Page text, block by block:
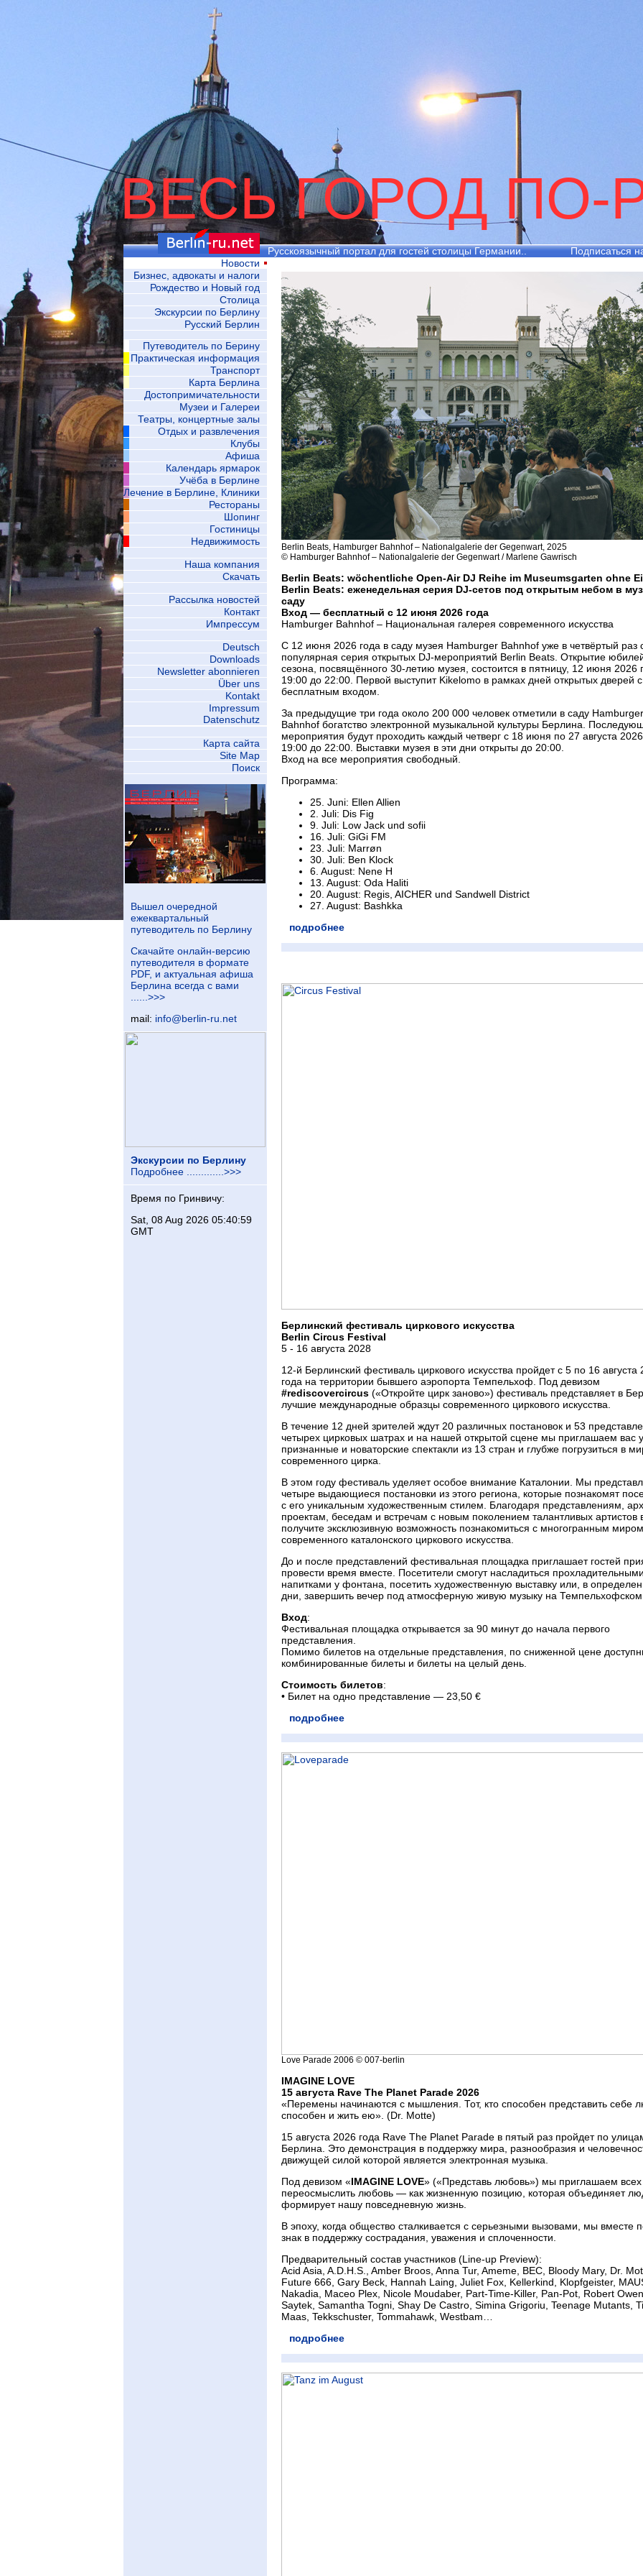
Русскоязычный портал для гостей столицы Германии.. Подписаться
ВЕСЬ ГОРОД ПО-
Новости
Бизнес, адвокаты и налоги
Рождество и Новый год
Столица
Экскурсии по Берлину
Русский Берлин
Путеводитель по Берину
Практическая информация
Транспорт
Карта Берлина
Достопримичательности
Музеи и Галереи
Театры, концертные залы
Отдых и развлечения
Клубы
Афиша
Календарь ярмарок
Учёба в Берлине
Лечение в Берлине, Клиники
Рестораны
Шопинг
Гостиницы
Недвижимость
Наша компания
Скачать
Рассылка новостей
Контакт
Импрессум
Deutsch
Downloads
Newsletter abonnieren
Über uns
Kontakt
Impressum
Datenschutz
Карта сайта
Site Map
Поиск
Вышел очередной
ежеквартальный
путеводитель по Берлину
Скачайте онлайн-версию
путеводителя в формате
PDF, и актуальная афиша
Берлина всегда с вами
......>>>
mail: info@berlin-ru.net
Экскурсии по Берлину
Подробнее .............>>>
Время по Гринвичу:
Sat, 08 Aug 2026 05:41:00
GMT
Berlin Beats, Hamburger Bahnhof – Nationalgalerie der Gegenwart, 2025
© Hamburger Bahnhof – Nationalgalerie der Gegenwart / Marlene Gawrisch
Berlin Beats: wöchentliche Open-Air DJ Reihe im Museumsgarten ohne
Berlin Beats: еженедельная серия DJ-сетов под открытым небом в
саду
Вход — бесплатный с 12 июня 2026 года
Hamburger Bahnhof – Национальная галерея современного искусства
С 12 июня 2026 года в саду музея Hamburger Bahnhof уже в четвёртый раз
популярная серия открытых DJ-мероприятий Berlin Beats. Открытие
сезона, посвящённого 30-летию музея, состоится в пятницу, 12 июня 2026
19:00 до 22:00. Первой выступит Kikelomo в рамках дней открытых дверей с
бесплатным входом.
За предыдущие три года около 200 000 человек отметили в саду Hamburger
Bahnhof богатство электронной музыкальной культуры Берлина.
мероприятия будут проходить каждый четверг с 18 июня по 27 августа
19:00 до 22:00. Выставки музея в эти дни открыты до 20:00.
Вход на все мероприятия свободный.
Программа:
25. Juni: Ellen Allien
2. Juli: Dis Fig
9. Juli: Low Jack und sofii
16. Juli: GiGi FM
23. Juli: Marrøn
30. Juli: Ben Klock
6. August: Nene H
13. August: Oda Haliti
20. August: Regis, AICHER und Sandwell District
27. August: Bashkka
подробнее
Берлинский фестиваль циркового искусства
Berlin Circus Festival
5 - 16 августа 2028
12-й Берлинский фестиваль циркового искусства пройдет с 5 по 16 августа
года на территории бывшего аэропорта Темпельхоф. Под девизом
#rediscovercircus («Откройте цирк заново») фестиваль представляет в
лучшие международные образцы современного циркового искусства.
В течение 12 дней зрителей ждут 20 различных постановок и 53
четырех цирковых шатрах и на нашей открытой сцене мы приглашаем вас
признанные и новаторские спектакли из 13 стран и глубже погрузиться в
современного цирка.
В этом году фестиваль уделяет особое внимание Каталонии. Мы
четыре выдающиеся постановки из этого региона, которые познакомят
с его уникальным художественным стилем. Благодаря представлениям,
проектам, беседам и встречам с новым поколением талантливых артистов
получите эксклюзивную возможность познакомиться с многогранным миром
современного каталонского циркового искусства.
До и после представлений фестивальная площадка приглашает гостей
провести время вместе. Посетители смогут насладиться
напитками у фонтана, посетить художественную выставку или, в
дни, завершить вечер под атмосферную живую музыку на
Вход:
Фестивальная площадка открывается за 90 минут до начала первого
представления.
Помимо билетов на отдельные представления, по сниженной цене
комбинированные билеты и билеты на целый день.
Стоимость билетов:
• Билет на одно представление — 23,50 €
подробнее
Love Parade 2006 © 007-berlin
IMAGINE LOVE
15 августа Rave The Planet Parade 2026
«Перемены начинаются с мышления. Тот, кто способен представить себе
способен и жить ею». (Dr. Motte)
15 августа 2026 года Rave The Planet Parade в пятый раз пройдет по
Берлина. Это демонстрация в поддержку мира, разнообразия и
движущей силой которой является электронная музыка.
Под девизом «IMAGINE LOVE» («Представь любовь») мы приглашаем всех
переосмыслить любовь — как жизненную позицию, которая объединяет
формирует нашу повседневную жизнь.
В эпоху, когда общество сталкивается с серьезными вызовами, мы вместе
знак в поддержку сострадания, уважения и сплоченности.
Предварительный состав участников (Line-up Preview):
Acid Asia, A.D.H.S., Amber Broos, Anna Tur, Ameme, BEC, Bloody Mary, Dr.
Future 666, Gary Beck, Hannah Laing, Juliet Fox, Kellerkind, Klopfgeister,
Nakadia, Maceo Plex, Nicole Moudaber, Part-Time-Killer, Pan-Pot, Robert
Saytek, Samantha Togni, Shay De Castro, Simina Grigoriu, Teenage Mutants,
Maas, Tekkschuster, Tommahawk, Westbam…
подробнее